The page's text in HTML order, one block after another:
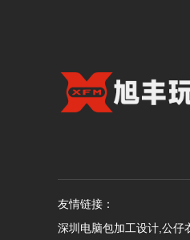
友情链接：
深圳电脑包加工设计,公仔